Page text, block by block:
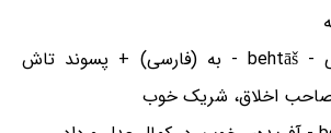
بِهتاش - فارسی، ترکی - behtāš - به (فارسی) + پسوند تاش
اخلاق، شریک خوب